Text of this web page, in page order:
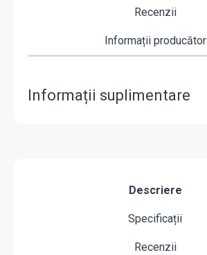
Recenzii
Informații producător
Informații suplimentare
Descriere
Specificații
Recenzii